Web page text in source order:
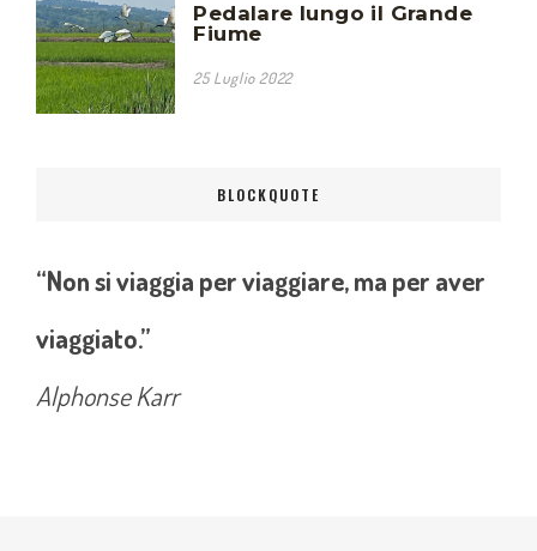
Pedalare lungo il Grande
Fiume
25 Luglio 2022
BLOCKQUOTE
“Non si viaggia per viaggiare, ma per aver
viaggiato.”
Alphonse Karr